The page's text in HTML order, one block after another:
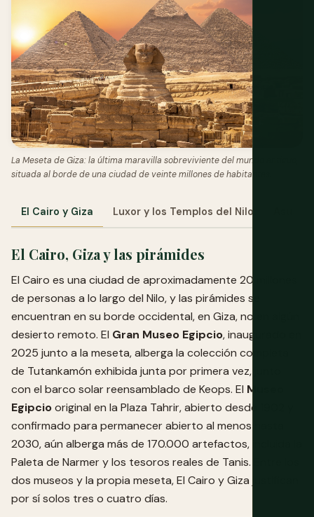
La Meseta de Giza: la última maravilla sobreviviente del mundo antiguo,
situada al borde de una ciudad de veinte millones de habitantes.
El Cairo y Giza Luxor y los Templos del Nilo
El Cairo, Giza y las pirámides
El Cairo es una ciudad de aproximadamente 20 millones
de personas a lo largo del Nilo, y las pirámides se
encuentran en su borde occidental, en Giza, no en algún
desierto remoto. El Gran Museo Egipcio, inaugurado en
2025 junto a la meseta, alberga la colección completa
de Tutankamón exhibida junta por primera vez, junto
con el barco solar reensamblado de Keops. El Museo
Egipciooriginal en la Plaza Tahrir, abierto desde 1902 y
confirmado para permanecer abierto al menos hasta
2030, aún alberga más de 170.000 artefactos, incluida la
Paleta de Narmer y los tesoros reales de Tanis. Entre los
dos museos y la propia meseta, El Cairo y Giza justifican
por sí solos tres o cuatro días.